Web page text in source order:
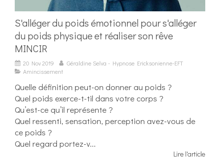
S'alléger du poids émotionnel pour s'alléger
du poids physique et réaliser son rêve
MINCIR
20 Nov 2019
Géraldine Selva - Hypnose Ericksonienne-EFT
Amincissement
Quelle définition peut-on donner au poids ?
Quel poids exerce-t-til dans votre corps ?
Qu’est-ce qu’il représente ?
Quel ressenti, sensation, perception avez-vous de
ce poids ?
Quel regard portez-v...
Lire l'article